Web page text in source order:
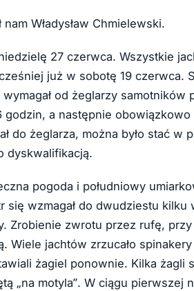
Władysław Chmielewski.
27 czerwca. Wszystkie
już w sobotę 19 czerwca.
od żeglarzy samotników
a następnie obowiązkowo
do żeglarza, można było stać w
dyskwalifikacją.
pogoda i południowy
wzmagał do dwudziestu kilku
Zrobienie zwrotu przez rufę,
Wiele jachtów zrzucało
żagiel ponownie. Kilka żagli
„na motyla”. W ciągu pierwszej